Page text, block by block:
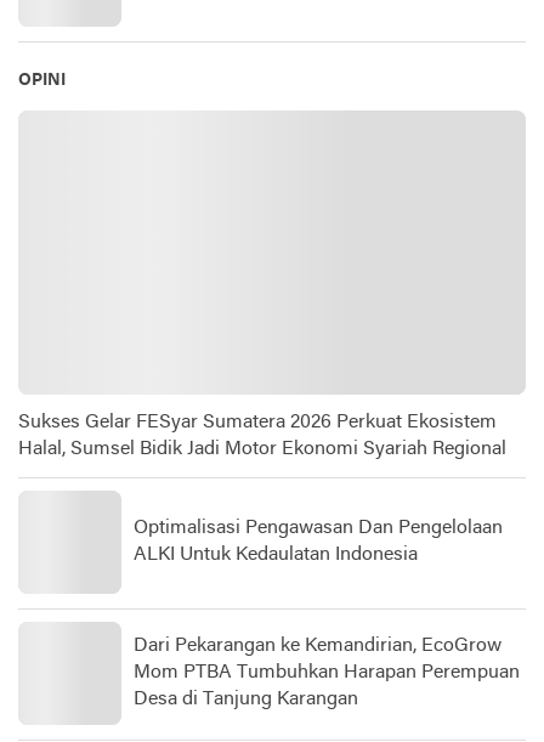
OPINI
Sukses Gelar FESyar Sumatera 2026 Perkuat Ekosistem
Halal, Sumsel Bidik Jadi Motor Ekonomi Syariah Regional
Optimalisasi Pengawasan Dan Pengelolaan
ALKI Untuk Kedaulatan Indonesia
Dari Pekarangan ke Kemandirian, EcoGrow
Mom PTBA Tumbuhkan Harapan Perempuan
Desa di Tanjung Karangan